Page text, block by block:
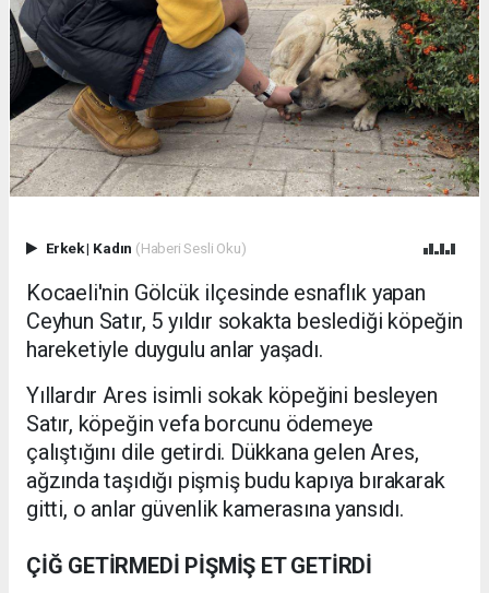
Erkek| Kadın (Haberi Sesli Oku)
Kocaeli'nin Gölcük ilçesinde esnaflık yapan
Ceyhun Satır, 5 yıldır sokakta beslediği köpeğin
hareketiyle duygulu anlar yaşadı.
Yıllardır Ares isimli sokak köpeğini besleyen
Satır, köpeğin vefa borcunu ödemeye
çalıştığını dile getirdi. Dükkana gelen Ares,
ağzında taşıdığı pişmiş budu kapıya bırakarak
gitti, o anlar güvenlik kamerasına yansıdı.
ÇİĞ GETİRMEDİ PİŞMİŞ ET GETİRDİ